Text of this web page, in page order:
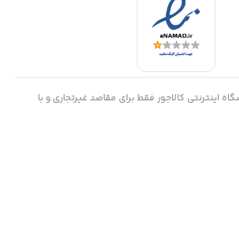
اعتماد کنیم. با شناخت دقیق نیازهای بازار کشور
تیم فروشگاه اینترنتی کالاجور گام به گام در مسیر
اینترنتی کالاجور فقط برای مقاصد غیرتجاری و با